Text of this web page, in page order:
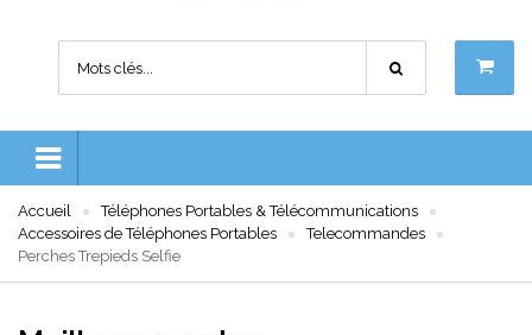
Accueil
Téléphones Portables & Télécommunications
Accessoires de Téléphones Portables
Telecommandes
Perches Trepieds Selfie